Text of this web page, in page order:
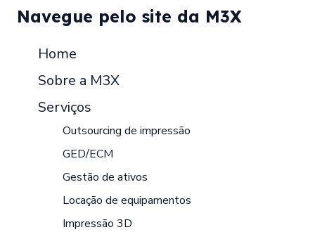
Navegue pelo site da M3X
Home
Sobre a M3X
Serviços
Outsourcing de impressão
GED/ECM
Gestão de ativos
Locação de equipamentos
Impressão 3D